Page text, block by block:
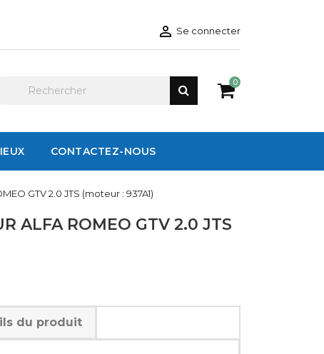
 Se connecter
0
CONTACTEZ-NOUS
GTV 2.0 JTS (moteur : 937A1)
ALFA ROMEO GTV 2.0 JTS
du produit